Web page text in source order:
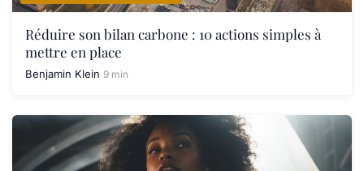
Réduire son bilan carbone : 10 actions simples à
mettre en place
Benjamin Klein 9 min